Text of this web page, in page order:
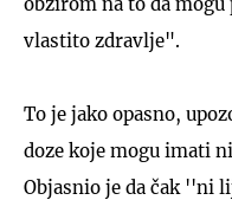
vlastito zdravlje".
To je jako opasno,
doze koje mogu imati
Objasnio je da čak ''ni